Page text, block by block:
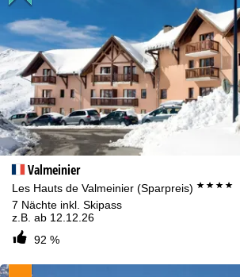
Valmeinier
Les Hauts de Valmeinier (Sparpreis) ****
7 Nächte inkl. Skipass
z.B. ab 12.12.26
92 %